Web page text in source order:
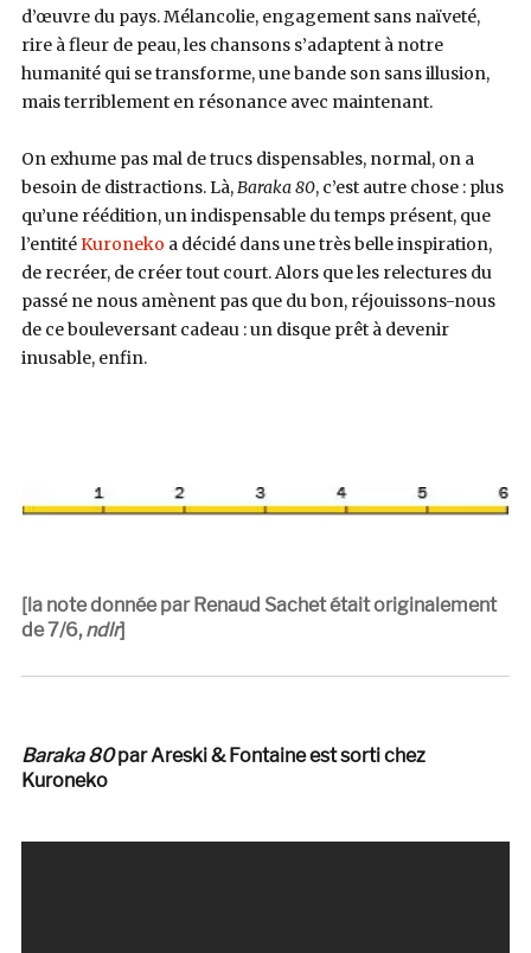
d’œuvre du pays. Mélancolie, engagement sans naïveté,
rire à fleur de peau, les chansons s’adaptent à notre
humanité qui se transforme, une bande son sans illusion,
mais terriblement en résonance avec maintenant.
On exhume pas mal de trucs dispensables, normal, on a
besoin de distractions. Là,Baraka 80, c’est autre chose : plus
qu’une réédition, un indispensable du temps présent, que
l’entitéKuroneko a décidé dans une très belle inspiration,
de recréer, de créer tout court. Alors que les relectures du
passé ne nous amènent pas que du bon, réjouissons-nous
de ce bouleversant cadeau : un disque prêt à devenir
inusable, enfin.
[la note donnée par Renaud Sachet était originalement
de 7/6,ndlr]
Baraka 80par Areski & Fontaine est sorti chez
Kuroneko